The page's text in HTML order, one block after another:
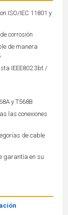
ISO/IEC 11801 y
corrosión
de manera
IEEE802.3bt /
y T568B
las conexiones
de cable
garantía en su